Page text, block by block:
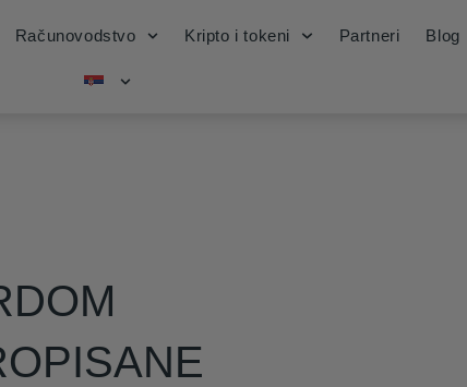
Računovodstvo Kripto i tokeni Partneri Blog